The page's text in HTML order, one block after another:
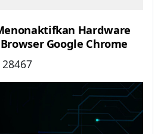
Hardware
Google Chrome
28467